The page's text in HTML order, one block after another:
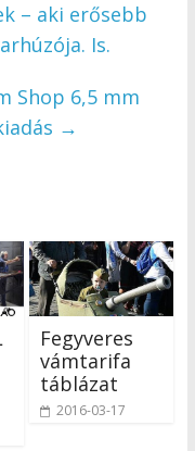
– aki erősebb
Is.
Shop 6,5 mm
→
Fegyveres
vámtarifa
táblázat
2016-03-17